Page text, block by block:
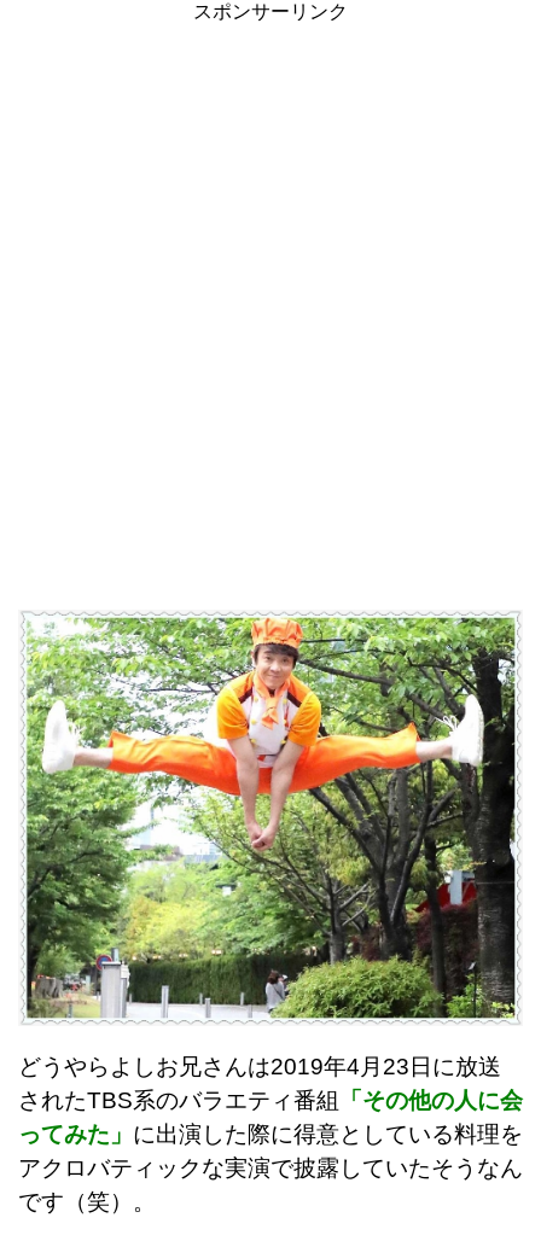
スポンサーリンク
どうやらよしお兄さんは2019年4月23日に放送
されたTBS系のバラエティ番組
「その他の人に会
ってみた」 に出演した際に得意としている料理を
アクロバティックな実演で披露していたそうなん
です（笑）。